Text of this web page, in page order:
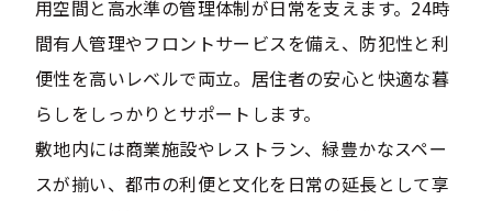
用空間と高水準の管理体制が日常を支えます。24時
間有人管理やフロントサービスを備え、防犯性と利
便性を高いレベルで両立。居住者の安心と快適な暮
らしをしっかりとサポートします。
敷地内には商業施設やレストラン、緑豊かなスペー
スが揃い、都市の利便と文化を日常の延長として享